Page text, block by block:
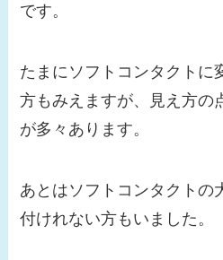
です。
たまにソフトコンタクトに
方もみえますが、見え方の
が多々あります。
あとはソフトコンタクトの
付けれない方もいました。